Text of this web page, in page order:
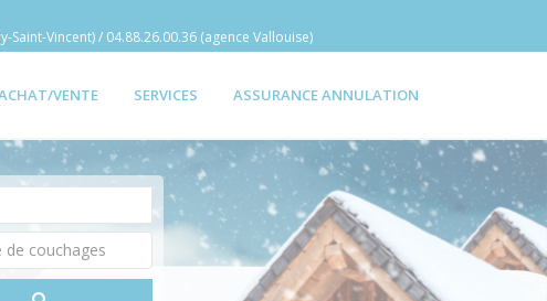
Saint-Vincent) / 04.88.26.00.36 (agence Vallouise)
VENTE SERVICES ASSURANCE ANNULATION